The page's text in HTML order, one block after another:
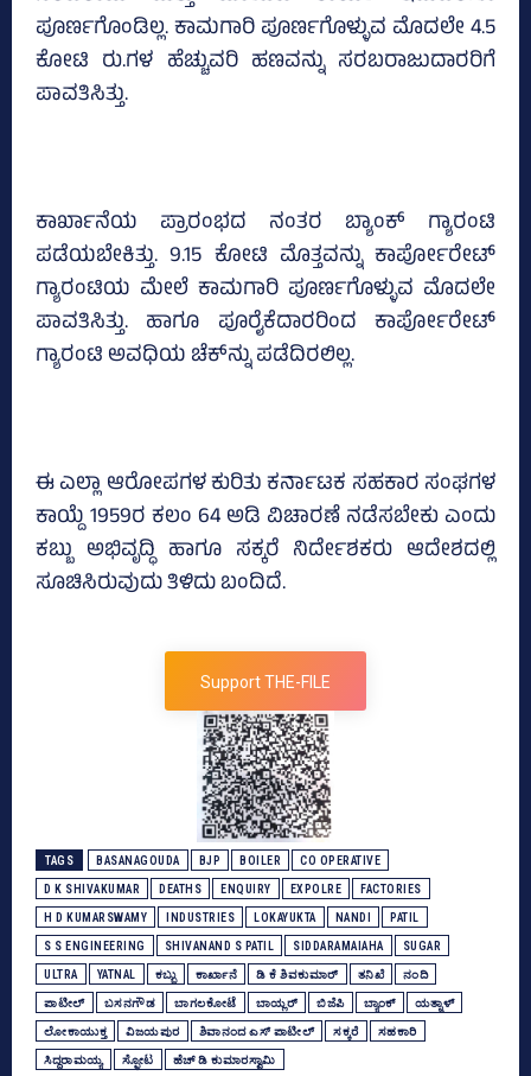
ಪೂರ್ಣಗೊಂಡಿಲ್ಲ. ಕಾಮಗಾರಿ ಪೂರ್ಣಗೊಳ್ಳುವ ಮೊದಲೇ 4.5
ಕೋಟಿ ರು.ಗಳ ಹೆಚ್ಚುವರಿ ಹಣವನ್ನು ಸರಬರಾಜುದಾರರಿಗೆ
ಪಾವತಿಸಿತ್ತು.
ಕಾರ್ಖಾನೆಯ ಪ್ರಾರಂಭದ ನಂತರ ಬ್ಯಾಂಕ್‌ ಗ್ಯಾರಂಟಿ
ಪಡೆಯಬೇಕಿತ್ತು. 9.15 ಕೋಟಿ ಮೊತ್ತವನ್ನು ಕಾರ್ಪೋರೇಟ್‌
ಗ್ಯಾರಂಟಿಯ ಮೇಲೆ ಕಾಮಗಾರಿ ಪೂರ್ಣಗೊಳ್ಳುವ ಮೊದಲೇ
ಪಾವತಿಸಿತ್ತು. ಹಾಗೂ ಪೂರೈಕೆದಾರರಿಂದ ಕಾರ್ಪೋರೇಟ್‌
ಗ್ಯಾರಂಟಿ ಅವಧಿಯ ಚೆಕ್‌ನ್ನು ಪಡೆದಿರಲಿಲ್ಲ.
ಈ ಎಲ್ಲಾ ಆರೋಪಗಳ ಕುರಿತು ಕರ್ನಾಟಕ ಸಹಕಾರ ಸಂಘಗಳ
ಕಾಯ್ದೆ 1959ರ ಕಲಂ 64 ಅಡಿ ವಿಚಾರಣೆ ನಡೆಸಬೇಕು ಎಂದು
ಕಬ್ಬು ಅಭಿವೃದ್ಧಿ ಹಾಗೂ ಸಕ್ಕರೆ ನಿರ್ದೇಶಕರು ಆದೇಶದಲ್ಲಿ
ಸೂಚಿಸಿರುವುದು ತಿಳಿದು ಬಂದಿದೆ.
Support THE-FILE
TAGS BASANAGOUDA BJP BOILER CO OPERATIVE
D K SHIVAKUMAR DEATHS ENQUIRY EXPOLRE FACTORIES
H D KUMARSWAMY INDUSTRIES LOKAYUKTA NANDI PATIL
S S ENGINEERING SHIVANAND S PATIL SIDDARAMAIAHA SUGAR
ULTRA YATNAL ಕಬ್ಬು ಕಾರ್ಖಾನೆ ಡಿ ಕೆ ಶಿವಕುಮಾರ್ ತನಿಖೆ ನಂದಿ
ಪಾಟೀಲ್‌ ಬಸನಗೌಡ ಬಾಗಲಕೋಟೆ ಬಾಯ್ಲರ್‍‌ ಬಿಜೆಪಿ ಬ್ಯಾಂಕ್‌ ಯತ್ನಾಳ್‌
ಲೋಕಾಯುಕ್ತ ವಿಜಯಪುರ ಶಿವಾನಂದ ಎಸ್ ಪಾಟೀಲ್‌ ಸಕ್ಕರೆ ಸಹಕಾರಿ
ಸಿದ್ದರಾಮಯ್ಯ ಸ್ಫೋಟ ಹೆಚ್‌ ಡಿ ಕುಮಾರಸ್ವಾಮಿ